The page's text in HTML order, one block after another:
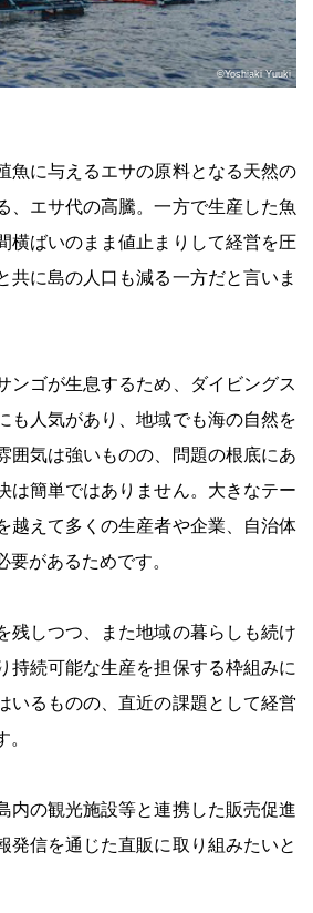
©Yoshiaki Yuuki
魚に与えるエサの原料となる天然の
、エサ代の高騰。一方で生産した魚
横ばいのまま値止まりして経営を圧
共に島の人口も減る一方だと言いま
ンゴが生息するため、ダイビングス
も人気があり、地域でも海の自然を
囲気は強いものの、問題の根底にあ
は簡単ではありません。大きなテー
越えて多くの生産者や企業、自治体
要があるためです。
残しつつ、また地域の暮らしも続け
持続可能な生産を担保する枠組みに
いるものの、直近の課題として経営
内の観光施設等と連携した販売促進
発信を通じた直販に取り組みたいと